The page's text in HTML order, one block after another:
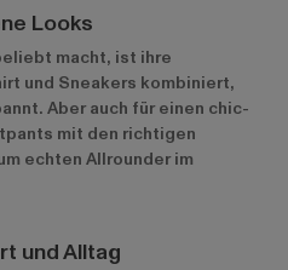
Looks
macht, ist ihre
und Sneakers kombiniert,
Aber auch für einen chic-
mit den richtigen
echten Allrounder im
und Alltag